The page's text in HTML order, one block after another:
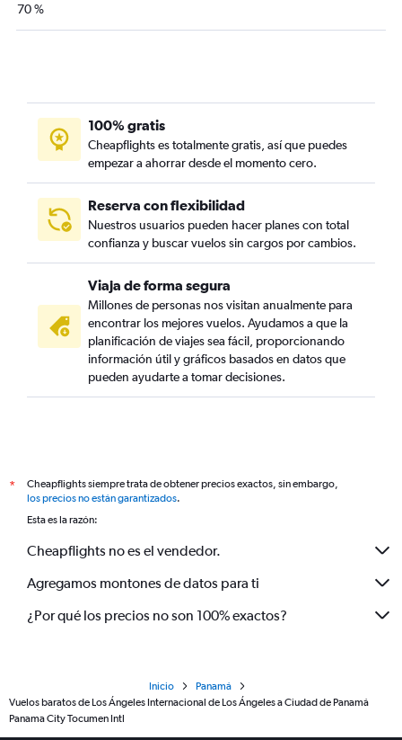
70 %
100% gratis
Cheapflights es totalmente gratis, así que puedes
empezar a ahorrar desde el momento cero.
Reserva con flexibilidad
Nuestros usuarios pueden hacer planes con total
confianza y buscar vuelos sin cargos por cambios.
Viaja de forma segura
Millones de personas nos visitan anualmente para
encontrar los mejores vuelos. Ayudamos a que la
planificación de viajes sea fácil, proporcionando
información útil y gráficos basados en datos que
pueden ayudarte a tomar decisiones.
*
Cheapflights siempre trata de obtener precios exactos, sin embargo,
los precios no están garantizados.
Esta es la razón:
Cheapflights no es el vendedor.
Agregamos montones de datos para ti
¿Por qué los precios no son 100% exactos?
Inicio
Panamá
Vuelos baratos de Los Ángeles Internacional de Los Ángeles a Ciudad de Panamá
Panama City Tocumen Intl